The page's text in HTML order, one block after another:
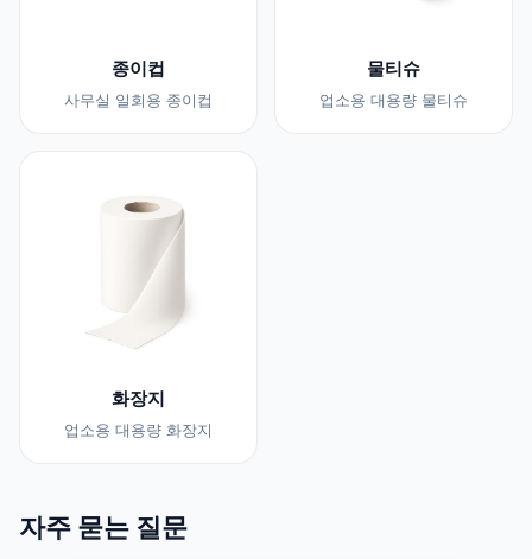
종이컵
사무실 일회용 종이컵
물티슈
업소용 대용량 물티슈
화장지
업소용 대용량 화장지
자주 묻는 질문